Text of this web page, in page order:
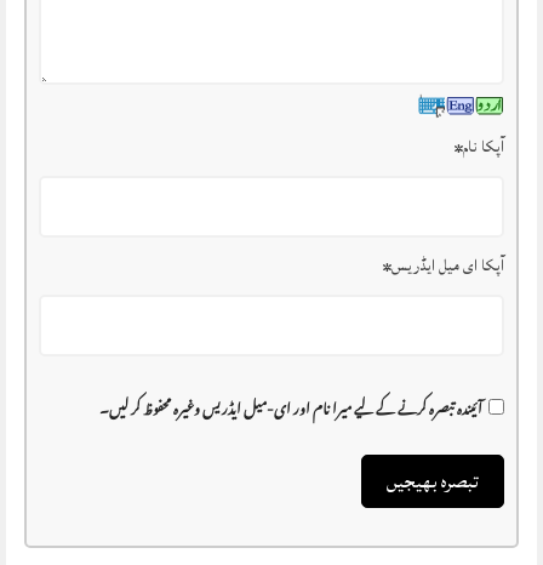
آپکا نام*
آپکا ای میل ایڈریس*
آئیندہ تبصرہ کرنے کے لیے میرا نام اور ای-میل ایڈریس وغیرہ محفوظ کر لیں۔